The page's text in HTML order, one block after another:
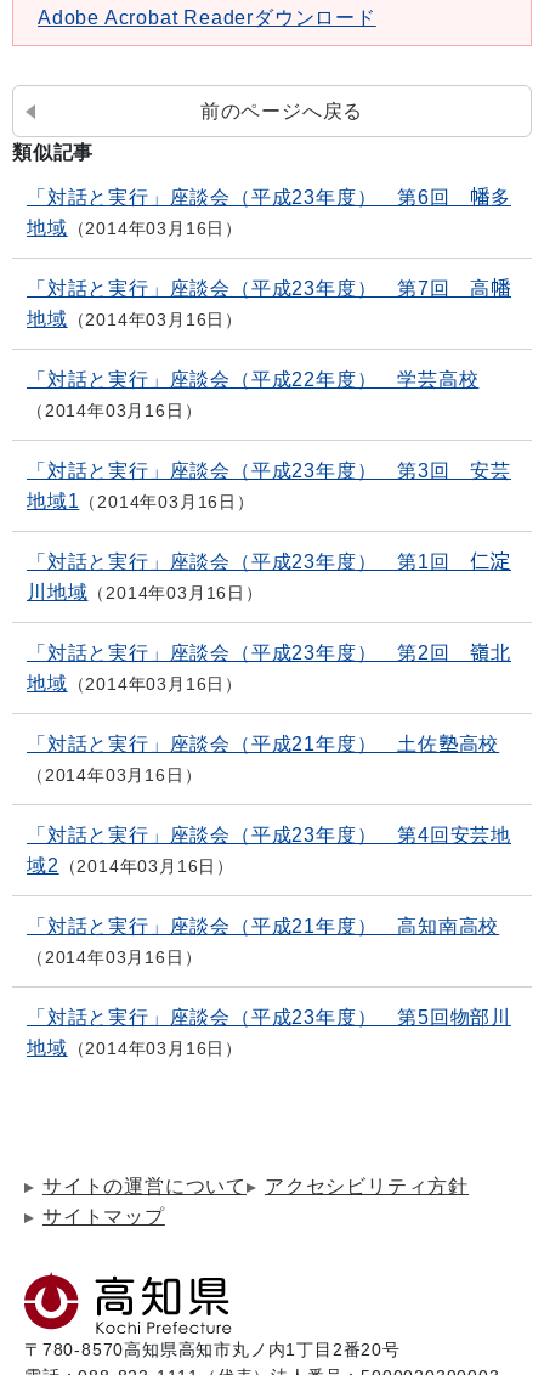
Adobe Acrobat Readerダウンロード
前のページへ戻る
類似記事
「対話と実行」座談会（平成23年度） 第6回 幡多
地域
2014年03月16日
「対話と実行」座談会（平成23年度） 第7回 高幡
地域
2014年03月16日
「対話と実行」座談会（平成22年度） 学芸高校
2014年03月16日
「対話と実行」座談会（平成23年度） 第3回 安芸
地域1
2014年03月16日
「対話と実行」座談会（平成23年度） 第1回 仁淀
川地域
2014年03月16日
「対話と実行」座談会（平成23年度） 第2回 嶺北
地域
2014年03月16日
「対話と実行」座談会（平成21年度） 土佐塾高校
2014年03月16日
「対話と実行」座談会（平成23年度） 第4回安芸地
域2
2014年03月16日
「対話と実行」座談会（平成21年度） 高知南高校
2014年03月16日
「対話と実行」座談会（平成23年度） 第5回物部川
地域
2014年03月16日
サイトの運営について
アクセシビリティ方針
サイトマップ
〒780-8570高知県高知市丸ノ内1丁目2番20号